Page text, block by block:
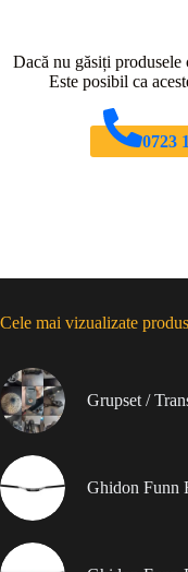
Dacă nu găsiți produsele
Este posibil ca
0723
Cele mai vizualizate
Grupset /
Ghidon Funn